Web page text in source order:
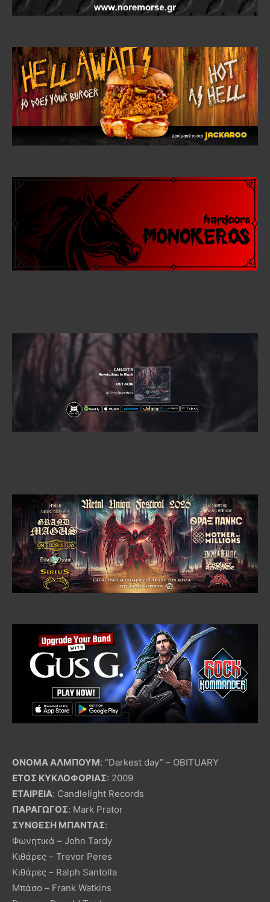
ΟΝΟΜΑ ΑΛΜΠΟΥΜ: “Darkest day” – OBITUARY
ΕΤΟΣ ΚΥΚΛΟΦΟΡΙΑΣ: 2009
ΕΤΑΙΡΕΙΑ: Candlelight Records
ΠΑΡΑΓΩΓΟΣ: Mark Prator
ΣΥΝΘΕΣΗ ΜΠΑΝΤΑΣ:
Φωνητικά – John Tardy
Κιθάρες – Trevor Peres
Κιθάρες – Ralph Santolla
Μπάσο – Frank Watkins